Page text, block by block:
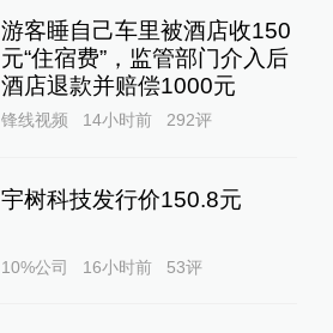
游客睡自己车里被酒店收150
元“住宿费”，监管部门介入后
酒店退款并赔偿1000元
锋线视频 14小时前 292评
宇树科技发行价150.8元
10%公司 16小时前 53评